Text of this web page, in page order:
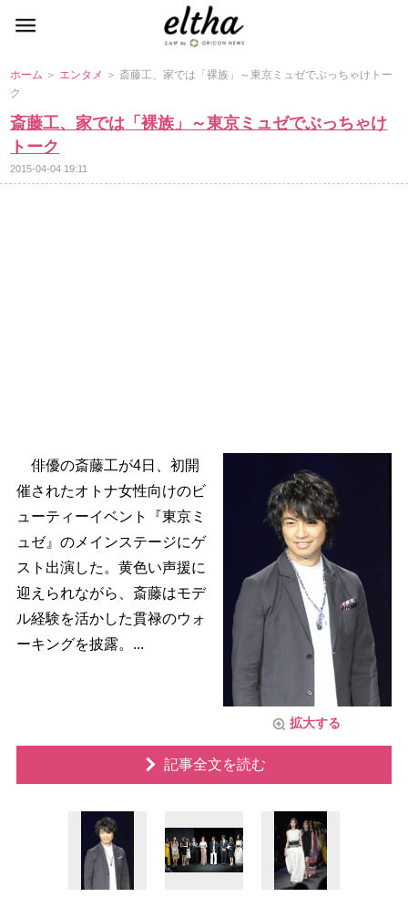
ホーム ＞ エンタメ ＞ 斎藤工、家では「裸族」～東京ミュゼでぶっちゃけトー
ク
斎藤工、家では「裸族」～東京ミュゼでぶっちゃけ
トーク
2015-04-04 19:11
拡大する
俳優の斎藤工が4日、初開
催されたオトナ女性向けのビ
ューティーイベント『東京ミ
ュゼ』のメインステージにゲ
スト出演した。黄色い声援に
迎えられながら、斎藤はモデ
ル経験を活かした貫禄のウォ
ーキングを披露。...
記事全文を読む